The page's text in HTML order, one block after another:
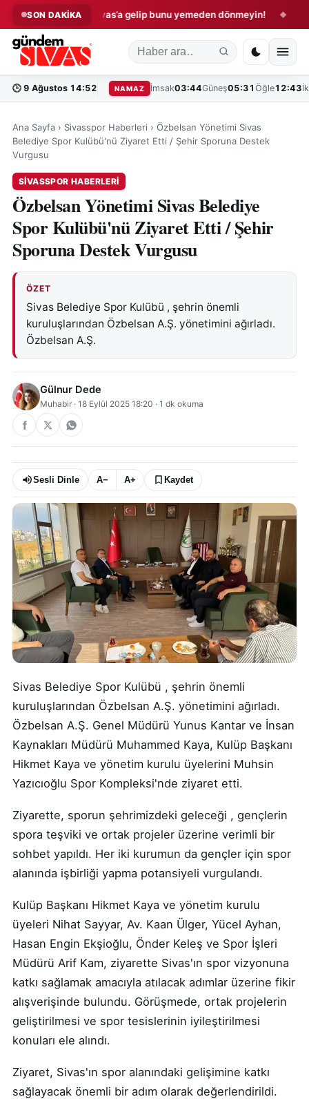
SON DAKİKA
oldu ◆ Sivas’a gelip bunu yemeden dönmeyin! ◆
🕒 9 Ağustos 14:52 NAMAZ İmsak03:44Güneş05:31 Öğle12:43
Ana Sayfa › Sivasspor Haberleri › Özbelsan Yönetimi Sivas
Belediye Spor Kulübü'nü Ziyaret Etti / Şehir Sporuna Destek
Vurgusu
SIVASSPOR HABERLERI
Özbelsan Yönetimi Sivas Belediye
Spor Kulübü'nü Ziyaret Etti / Şehir
Sporuna Destek Vurgusu
ÖZET
Sivas Belediye Spor Kulübü , şehrin önemli
kuruluşlarından Özbelsan A.Ş. yönetimini ağırladı.
Özbelsan A.Ş.
Gülnur Dede
Muhabir · 18 Eylül 2025 18:20 · 1 dk okuma
Sesli Dinle A− A+ Kaydet
Sivas Belediye Spor Kulübü , şehrin önemli
kuruluşlarından Özbelsan A.Ş. yönetimini ağırladı.
Özbelsan A.Ş. Genel Müdürü Yunus Kantar ve İnsan
Kaynakları Müdürü Muhammed Kaya, Kulüp Başkanı
Hikmet Kaya ve yönetim kurulu üyelerini Muhsin
Yazıcıoğlu Spor Kompleksi'nde ziyaret etti.
Ziyarette, sporun şehrimizdeki geleceği , gençlerin
spora teşviki ve ortak projeler üzerine verimli bir
sohbet yapıldı. Her iki kurumun da gençler için spor
alanında işbirliği yapma potansiyeli vurgulandı.
Kulüp Başkanı Hikmet Kaya ve yönetim kurulu
üyeleri Nihat Sayyar, Av. Kaan Ülger, Yücel Ayhan,
Hasan Engin Ekşioğlu, Önder Keleş ve Spor İşleri
Müdürü Arif Kam, ziyarette Sivas'ın spor vizyonuna
katkı sağlamak amacıyla atılacak adımlar üzerine fikir
alışverişinde bulundu. Görüşmede, ortak projelerin
geliştirilmesi ve spor tesislerinin iyileştirilmesi
konuları ele alındı.
Ziyaret, Sivas'ın spor alanındaki gelişimine katkı
sağlayacak önemli bir adım olarak değerlendirildi.